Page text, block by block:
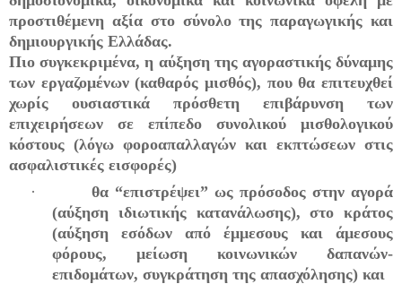
προστιθέμενη αξία στο σύνολο της παραγωγικής και
δημιουργικής Ελλάδας.
Πιο συγκεκριμένα, η αύξηση της αγοραστικής δύναμης
των εργαζομένων (καθαρός μισθός), που θα επιτευχθεί
χωρίς ουσιαστικά πρόσθετη επιβάρυνση των
επιχειρήσεων σε επίπεδο συνολικού μισθολογικού
κόστους (λόγω φοροαπαλλαγών και εκπτώσεων στις
ασφαλιστικές εισφορές)
·
θα “επιστρέψει” ως πρόσοδος στην αγορά
(αύξηση ιδιωτικής κατανάλωσης), στο κράτος
(αύξηση εσόδων από έμμεσους και άμεσους
φόρους, μείωση κοινωνικών δαπανών-
επιδομάτων, συγκράτηση της απασχόλησης) και